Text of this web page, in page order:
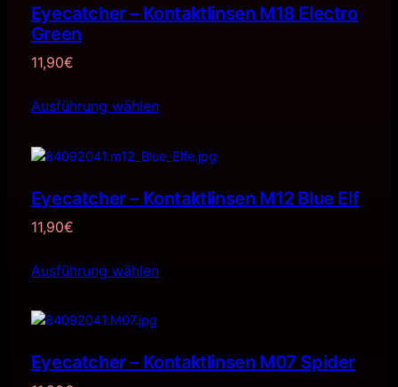
Eyecatcher – Kontaktlinsen M18 Electro
Green
11,90€
Ausführung wählen
Eyecatcher – Kontaktlinsen M12 Blue Elf
11,90€
Ausführung wählen
Eyecatcher – Kontaktlinsen M07 Spider